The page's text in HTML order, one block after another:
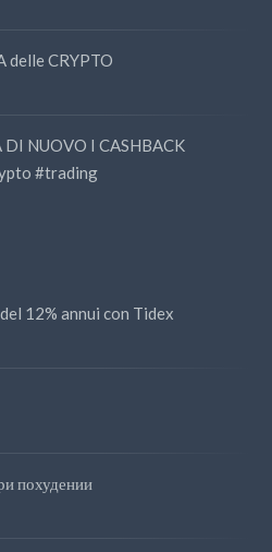
delle CRYPTO
DI NUOVO I CASHBACK
#trading
12% annui con Tidex
похудении